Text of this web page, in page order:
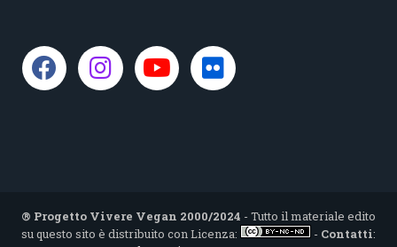
® Progetto Vivere Vegan 2000/2024 - Tutto il materiale edito
su questo sito è distribuito con Licenza:
- Contatti: